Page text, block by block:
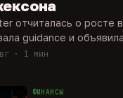
отчиталась о росте
guidance и
· 1 мин
ФИНАНСЫ